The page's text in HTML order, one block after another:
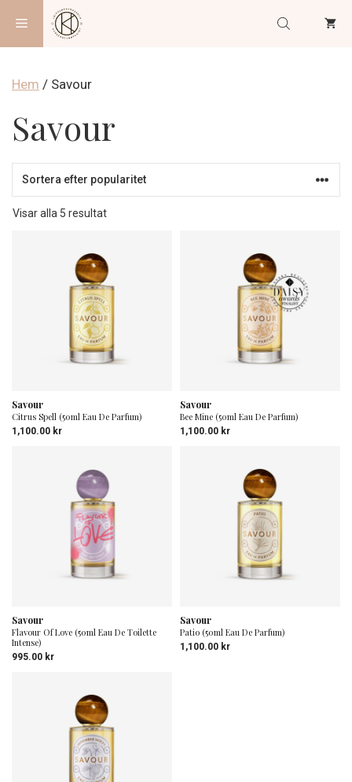
innehåll
Meny
Hem / Savour
Savour
Visar alla 5 resultatSortera
Savour
Citrus Spell (50ml Eau De Parfum)
1,100.00 kr
Savour
Bee Mine (50ml Eau De Parfum)
1,100.00 kr
Savour
Flavour Of Love (50ml Eau De Toilette
Intense)
995.00 kr
Savour
Patio (50ml Eau De Parfum)
1,100.00 kr